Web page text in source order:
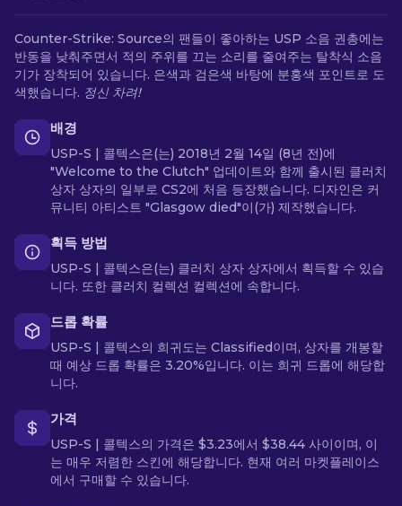
Counter-Strike: Source의 팬들이 좋아하는 USP 소음 권총에는
반동을 낮춰주면서 적의 주위를 끄는 소리를 줄여주는 탈착식 소음
기가 장착되어 있습니다. 은색과 검은색 바탕에 분홍색 포인트로 도
색했습니다. 정신 차려!
배경
USP-S | 콜텍스은(는) 2018년 2월 14일 (8년 전)에
"Welcome to the Clutch" 업데이트와 함께 출시된 클러치
상자 상자의 일부로 CS2에 처음 등장했습니다. 디자인은 커
뮤니티 아티스트 "Glasgow died"이(가) 제작했습니다.
획득 방법
USP-S | 콜텍스은(는) 클러치 상자 상자에서 획득할 수 있습
니다. 또한 클러치 컬렉션 컬렉션에 속합니다.
드롭 확률
USP-S | 콜텍스의 희귀도는 Classified이며, 상자를 개봉할
때 예상 드롭 확률은 3.20%입니다. 이는 희귀 드롭에 해당합
니다.
가격
USP-S | 콜텍스의 가격은 $3.23에서 $38.44 사이이며, 이
는 매우 저렴한 스킨에 해당합니다. 현재 여러 마켓플레이스
에서 구매할 수 있습니다.